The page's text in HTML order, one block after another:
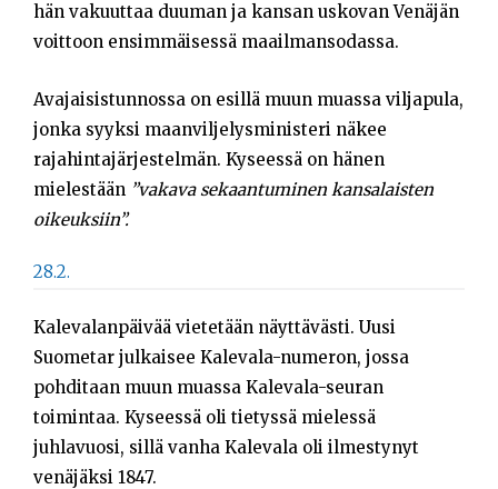
hän vakuuttaa duuman ja kansan uskovan Venäjän
voittoon ensimmäisessä maailmansodassa.
Avajaisistunnossa on esillä muun muassa viljapula,
jonka syyksi maanviljelysministeri näkee
rajahintajärjestelmän. Kyseessä on hänen
mielestään ”vakava sekaantuminen kansalaisten
oikeuksiin”.
28.2.
Kalevalanpäivää vietetään näyttävästi. Uusi
Suometar julkaisee Kalevala-numeron, jossa
pohditaan muun muassa Kalevala-seuran
toimintaa. Kyseessä oli tietyssä mielessä
juhlavuosi, sillä vanha Kalevala oli ilmestynyt
venäjäksi 1847.